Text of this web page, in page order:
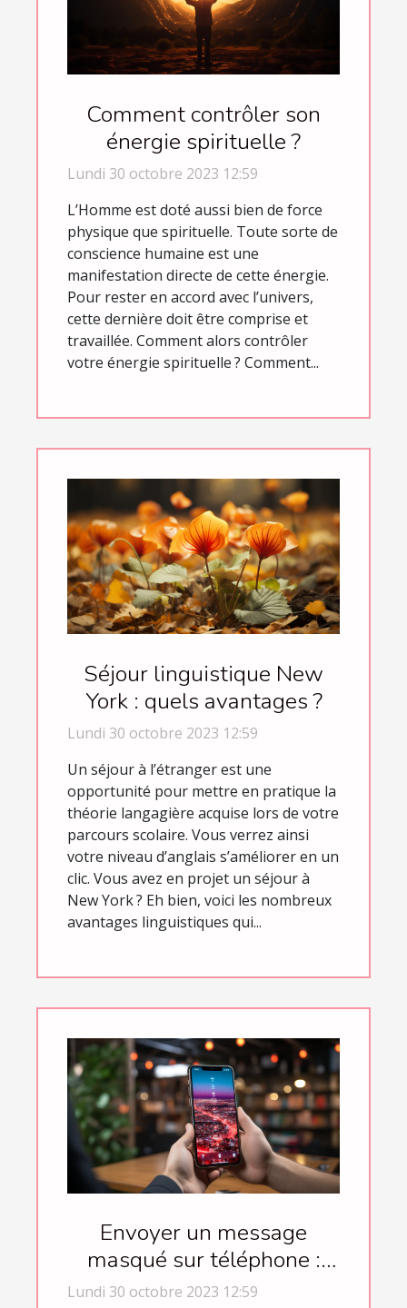
Comment contrôler son
énergie spirituelle ?
Lundi 30 octobre 2023 12:59
L’Homme est doté aussi bien de force
physique que spirituelle. Toute sorte de
conscience humaine est une
manifestation directe de cette énergie.
Pour rester en accord avec l’univers,
cette dernière doit être comprise et
travaillée. Comment alors contrôler
votre énergie spirituelle ? Comment...
Séjour linguistique New
York : quels avantages ?
Lundi 30 octobre 2023 12:59
Un séjour à l’étranger est une
opportunité pour mettre en pratique la
théorie langagière acquise lors de votre
parcours scolaire. Vous verrez ainsi
votre niveau d’anglais s’améliorer en un
clic. Vous avez en projet un séjour à
New York ? Eh bien, voici les nombreux
avantages linguistiques qui...
Envoyer un message
masqué sur téléphone :
comment s’y prendre ?
Lundi 30 octobre 2023 12:59